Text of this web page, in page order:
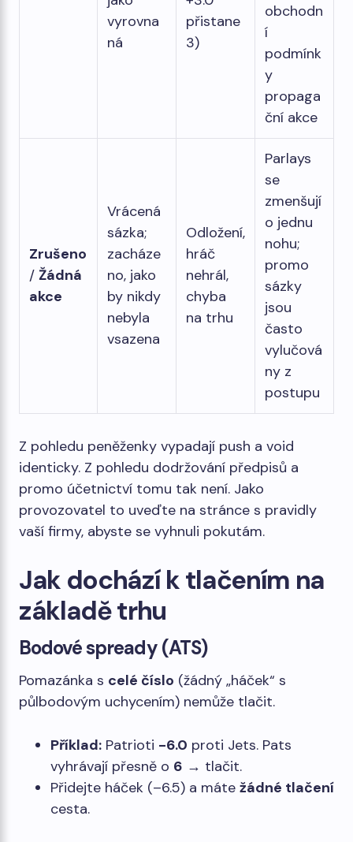
vyrovna
ná
přistane
3)
obchodn
í
podmínk
y
propaga
ční akce
Zrušeno
/ Žádná
akce
Vrácená
sázka;
zacháze
no, jako
by nikdy
nebyla
vsazena
Odložení,
hráč
nehrál,
chyba
na trhu
Parlays
se
zmenšují
o jednu
nohu;
promo
sázky
jsou
často
vylučová
ny z
postupu
Z pohledu peněženky vypadají push a void
identicky. Z pohledu dodržování předpisů a
promo účetnictví tomu tak není. Jako
provozovatel to uveďte na stránce s pravidly
vaší firmy, abyste se vyhnuli pokutám.
Jak dochází k tlačením na
základě trhu
Bodové spready (ATS)
Pomazánka s celé číslo (žádný „háček“ s
půlbodovým uchycením) nemůže tlačit.
Příklad: Patrioti -6.0 proti Jets. Pats
vyhrávají přesně o 6 → tlačit.
Přidejte háček (–6.5) a máte žádné tlačení
cesta.